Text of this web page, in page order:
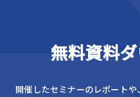
無料資料
開催したセミナーのレポート